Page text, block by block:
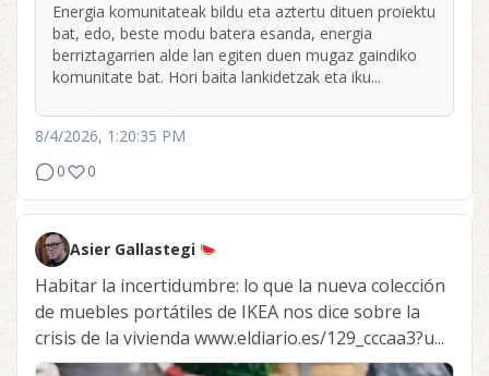
Energia komunitateak bildu eta aztertu dituen proiektu
bat, edo, beste modu batera esanda, energia
berriztagarrien alde lan egiten duen mugaz gaindiko
komunitate bat. Hori baita lankidetzak eta iku...
8/4/2026, 1:20:35 PM
0
0
Asier Gallastegi
Habitar la incertidumbre: lo que la nueva colección
de muebles portátiles de IKEA nos dice sobre la
crisis de la vivienda www.eldiario.es/129_cccaa3?u...